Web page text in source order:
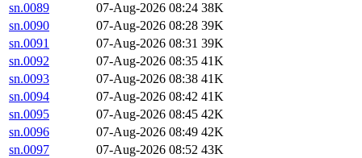
sn.0089
07-Aug-2026 08:24 38K
sn.0090
07-Aug-2026 08:28 39K
sn.0091
07-Aug-2026 08:31 39K
sn.0092
07-Aug-2026 08:35 41K
sn.0093
07-Aug-2026 08:38 41K
sn.0094
07-Aug-2026 08:42 41K
sn.0095
07-Aug-2026 08:45 42K
sn.0096
07-Aug-2026 08:49 42K
sn.0097
07-Aug-2026 08:52 43K